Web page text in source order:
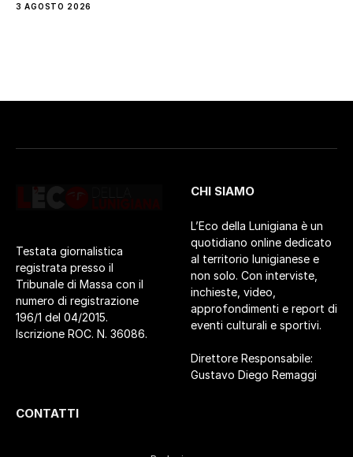
3 AGOSTO 2026
Testata giornalistica
registrata presso il
Tribunale di Massa con il
numero di registrazione
196/1 del 04/2015.
Iscrizione ROC. N. 36086.
CHI SIAMO
L’Eco della Lunigiana è un
quotidiano online dedicato
al territorio lunigianese e
non solo. Con interviste,
inchieste, video,
approfondimenti e report di
eventi culturali e sportivi.
Direttore Responsabile:
Gustavo Diego Remaggi
CONTATTI